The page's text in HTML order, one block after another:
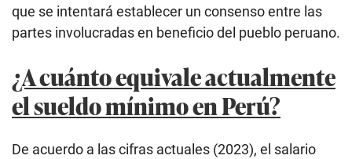
que se intentará establecer un consenso entre las
partes involucradas en beneficio del pueblo peruano.
¿A cuánto equivale actualmente
el sueldo mínimo en Perú?
De acuerdo a las cifras actuales (2023), el salario